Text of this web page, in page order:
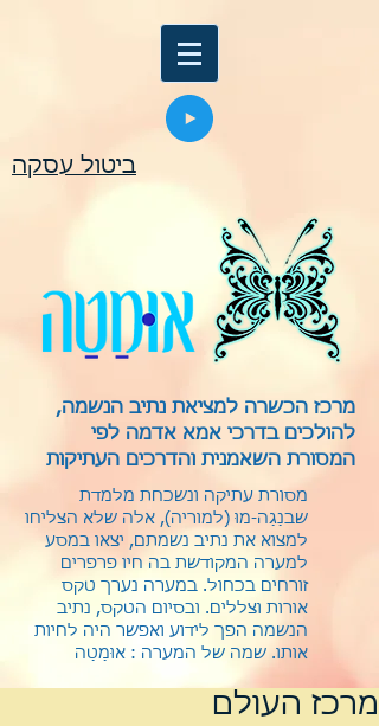
ביטול עסקה
מרכז הכשרה למציאת נתיב הנשמה,
להולכים בדרכי אמא אדמה לפי
המסורת השאמנית והדרכים העתיקות
מסורת עתיקה ונשכחת מלמדת
שבנַגַה-מוּ (למוריה), אלה שלא הצליחו
למצוא את נתיב נשמתם, יצאו במסע
למערה המקודשת בה חיו פרפרים
זורחים בכחול. במערה נערך טקס
אורות וצללים. ובסיום הטקס, נתיב
הנשמה הפך לידוע ואפשר היה לחיות
אותו. שמה של המערה : אוּמַטַה
מרכז העולם